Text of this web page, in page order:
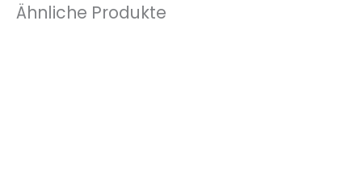
Ähnliche Produkte